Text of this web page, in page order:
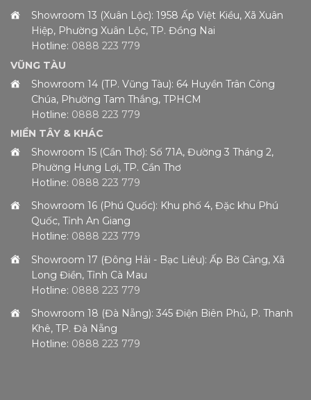
Showroom 13 (Xuân Lộc): 1958 Ấp Việt Kiều, Xã Xuân
Hiệp, Phường Xuân Lộc, TP. Đồng Nai
Hotline: 0888 223 779
VŨNG TÀU
Showroom 14 (TP. Vũng Tàu): 64 Huyền Trân Công
Chúa, Phường Tam Thắng, TPHCM
Hotline: 0888 223 779
MIỀN TÂY & KHÁC
Showroom 15 (Cần Thơ): Số 71A, Đường 3 Tháng 2,
Phường Hưng Lợi, TP. Cần Thơ
Hotline: 0888 223 779
Showroom 16 (Phú Quốc): Khu phố 4, Đặc khu Phú
Quốc, Tỉnh An Giang
Hotline: 0888 223 779
Showroom 17 (Đông Hải - Bạc Liêu): Ấp Bờ Cảng, Xã
Long Điền, Tỉnh Cà Mau
Hotline: 0888 223 779
Showroom 18 (Đà Nẵng): 345 Điện Biên Phủ, P. Thanh
Khê, TP. Đà Nẵng
Hotline: 0888 223 779